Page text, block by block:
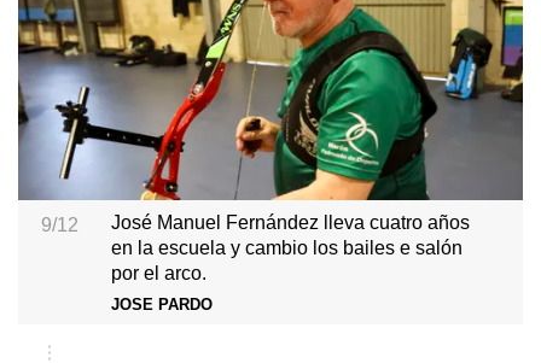
9/12
José Manuel Fernández lleva cuatro años
en la escuela y cambio los bailes e salón
por el arco.
JOSE PARDO